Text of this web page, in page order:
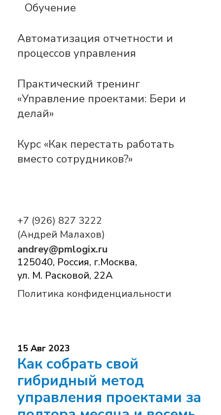
+7 (926) 827 3222
(Андрей Малахов)
andrey@pmlogix.ru
125040, Россия, г.Москва,
ул. М. Расковой, 22А
Политика конфиденциальности
Обучение
Автоматизация отчетности и
процессов управления
Практический тренинг
«Управление проектами: Бери и
делай»
Курс «Как перестать работать
вместо сотрудников?»
15 Авг 2023
Как собрать свой
гибридный метод
управления проектами за